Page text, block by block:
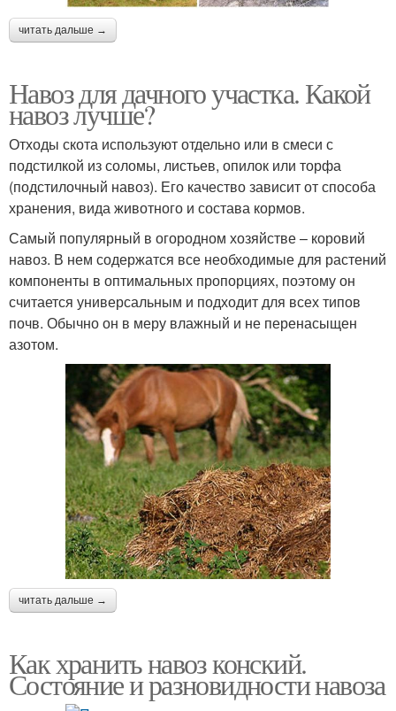
читать дальше →
Навоз для дачного участка. Какой
навоз лучше?
Отходы скота используют отдельно или в смеси с
подстилкой из соломы, листьев, опилок или торфа
(подстилочный навоз). Его качество зависит от способа
хранения, вида животного и состава кормов.
Самый популярный в огородном хозяйстве – коровий
навоз. В нем содержатся все необходимые для растений
компоненты в оптимальных пропорциях, поэтому он
считается универсальным и подходит для всех типов
почв. Обычно он в меру влажный и не перенасыщен
азотом.
читать дальше →
Как хранить навоз конский.
Состояние и разновидности навоза